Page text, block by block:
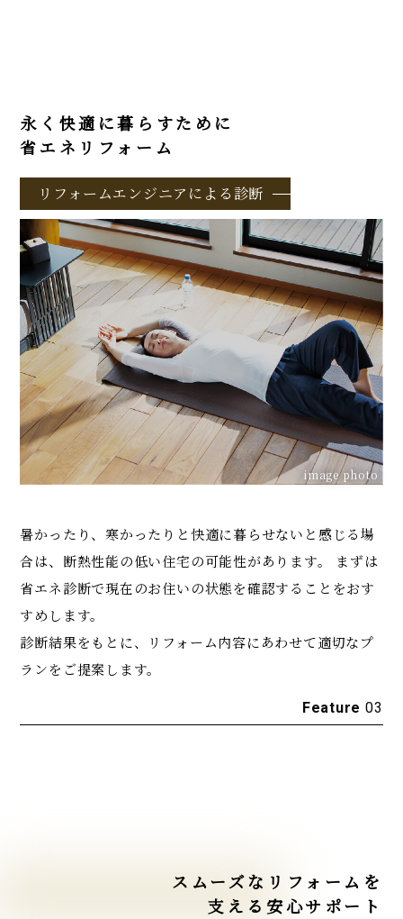
永く快適に暮らすために
省エネリフォーム
リフォームエンジニアによる診断
image photo
暑かったり、寒かったりと快適に暮らせないと感じる場
合は、 断熱性能の低い住宅の可能性があります。 まずは
省エネ診断で現在のお住いの状態を確認することをおす
すめします。
診断結果をもとに、リフォーム内容にあわせて適切なプ
ランをご提案します。
Feature 03
スムーズなリフォームを
支える安心サポート